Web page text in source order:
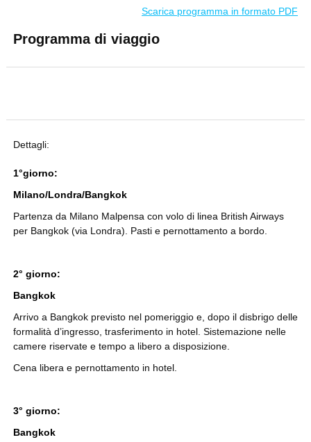
Scarica programma in formato PDF
Programma di viaggio
Dettagli:
1°giorno:
Milano/Londra/Bangkok
Partenza da Milano Malpensa con volo di linea British Airways
per Bangkok (via Londra). Pasti e pernottamento a bordo.
2° giorno:
Bangkok
Arrivo a Bangkok previsto nel pomeriggio e, dopo il disbrigo delle
formalità d’ingresso, trasferimento in hotel. Sistemazione nelle
camere riservate e tempo a libero a disposizione.
Cena libera e pernottamento in hotel.
3° giorno:
Bangkok